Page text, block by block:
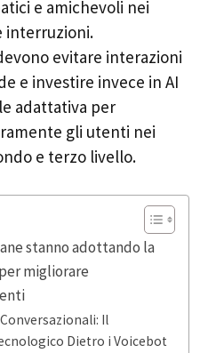
e amichevoli nei
interruzioni.
evitare interazioni
e investire invece in AI
adattativa per
gli utenti nei
e terzo livello.
stanno adottando la
migliorare
Il
Dietro i Voicebot